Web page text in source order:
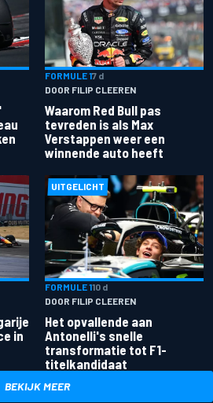
FORMULE 17 d
DOOR FILIP CLEEREN
Waarom Red Bull pas
tevreden is als Max
Verstappen weer een
winnende auto heeft
in
UITGELICHT
FORMULE 110 d
DOOR FILIP CLEEREN
Het opvallende aan
Antonelli's snelle
transformatie tot F1-
titelkandidaat
BEKIJK MEER